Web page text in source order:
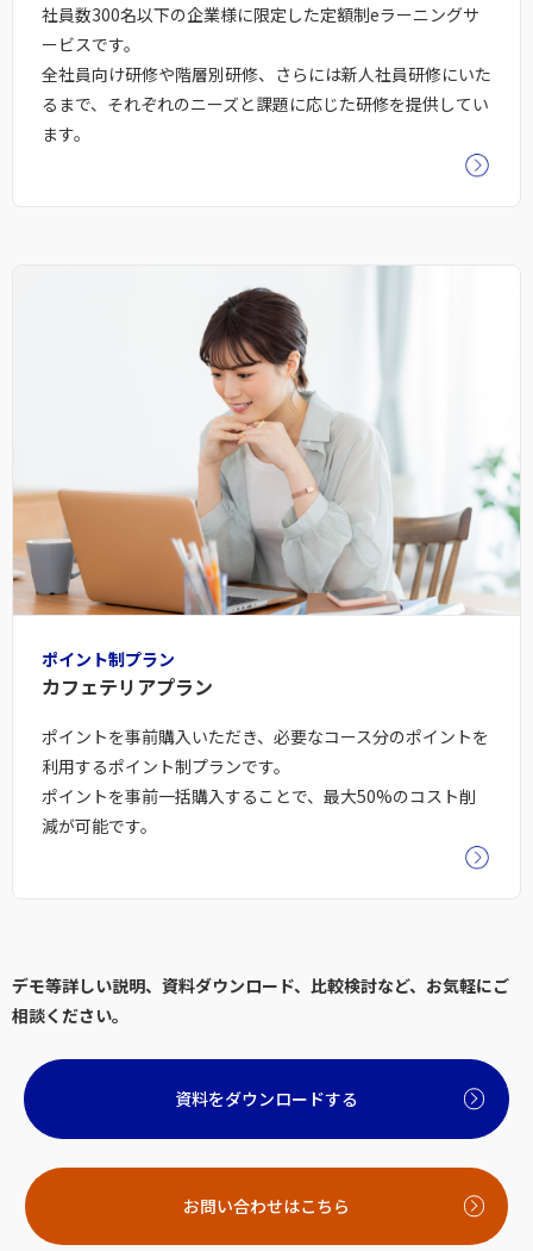
社員数300名以下の企業様に限定した定額制eラーニングサ
ービスです。
全社員向け研修や階層別研修、さらには新人社員研修にいた
るまで、それぞれのニーズと課題に応じた研修を提供してい
ます。
ポイント制プラン
カフェテリアプラン
ポイントを事前購入いただき、必要なコース分のポイントを
利用するポイント制プランです。
ポイントを事前一括購入することで、最大50%のコスト削
減が可能です。
デモ等詳しい説明、資料ダウンロード、比較検討など、お気軽にご
相談ください。
資料をダウンロードする
お問い合わせはこちら